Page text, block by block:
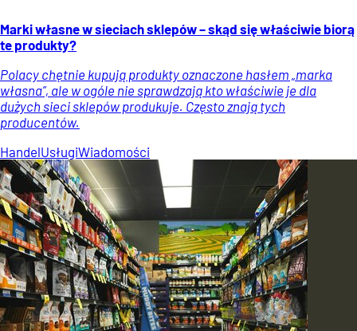
Marki własne w sieciach sklepów – skąd się właściwie biorą
te produkty?
Polacy chętnie kupują produkty oznaczone hasłem „marka
własna”, ale w ogóle nie sprawdzają kto właściwie je dla
dużych sieci sklepów produkuje. Często znają tych
producentów.
HandelUsługiWiadomości